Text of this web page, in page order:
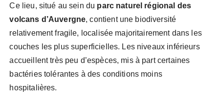
Ce lieu, situé au sein du parc naturel régional des
volcans d’Auvergne, contient une biodiversité
relativement fragile, localisée majoritairement dans les
couches les plus superficielles. Les niveaux inférieurs
accueillent très peu d’espèces, mis à part certaines
bactéries tolérantes à des conditions moins
hospitalières.